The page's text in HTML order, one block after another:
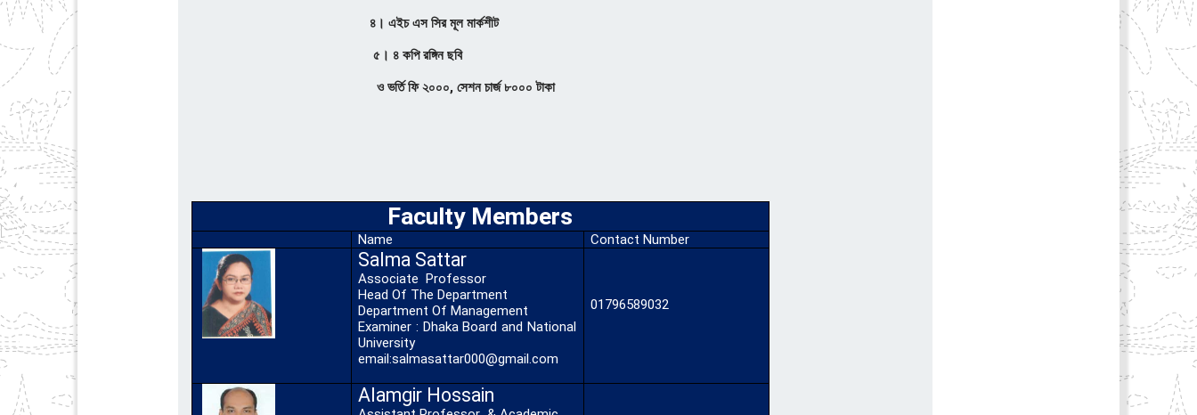
৪। এইচ এস সির মূল মার্কশীট
৫। ৪ কপি রঙ্গিন ছবি
ও ভর্তি ফি ২০০০, সেশন চার্জ ৮০০০ টাকা
Faculty Members
Name Contact Number
Salma Sattar
Associate Professor
Head Of The Department
Department Of Management
Examiner : Dhaka Board and National
University
email:salmasattar000@gmail.com
01796589032
Alamgir Hossain